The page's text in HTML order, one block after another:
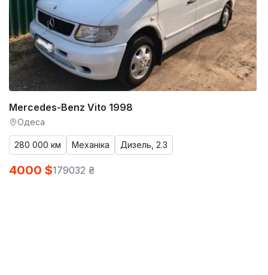
Mercedes-Benz Vito 1998
Одеса
280 000 км Механіка Дизель, 2.3
4000 $179032 ₴